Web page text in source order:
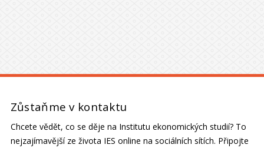
Zůstaňme v kontaktu
Chcete vědět, co se děje na Institutu ekonomických studií? To
nejzajímavější ze života IES online na sociálních sítích. Připojte